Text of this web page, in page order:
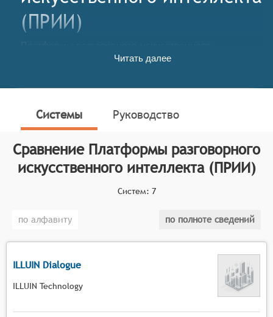
(ПРИИ)
интеллекта (ПРИИ, англ. Intelligent Conversational
решения для автоматического интеллектуального
целом для организации взаимодействия человека с
компьютером посредством понимания
естественного языка и генерации речи.
Классификатор программных продуктов Соваре
для систем. Для того, чтобы быть представленными
интеллекта, системы должны иметь следующие
функциональные возможности:
обработка и анализ естественного языка,
пользовательских запросов,
генерация речи и текста, способного
Читать далее
Системы Руководство
Сравнение Платформы разговорного
искусственного интеллекта (ПРИИ)
Систем: 7
по алфавиту по полноте сведений
ILLUIN Dialogue
ILLUIN Technology